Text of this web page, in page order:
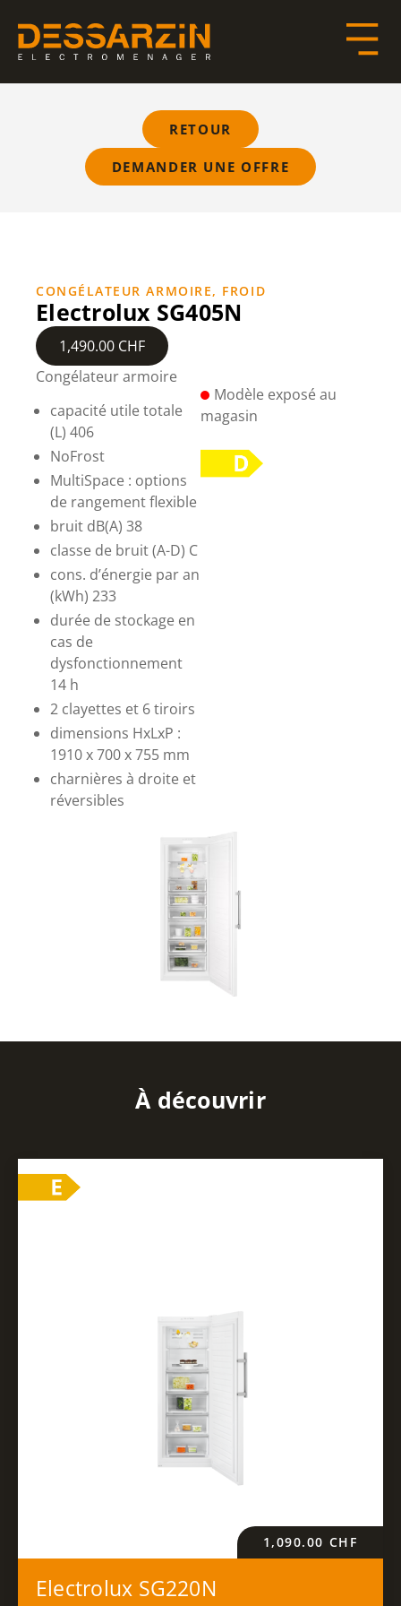
RETOUR
DEMANDER UNE OFFRE
CONGÉLATEUR ARMOIRE, FROID
Electrolux SG405N
1,490.00 CHF
Congélateur armoire
capacité utile totale
(L) 406
NoFrost
MultiSpace : options
de rangement flexible
bruit dB(A) 38
classe de bruit (A-D) C
cons. d’énergie par an
(kWh) 233
durée de stockage en
cas de
dysfonctionnement
14 h
2 clayettes et 6 tiroirs
dimensions HxLxP :
1910 x 700 x 755 mm
charnières à droite et
réversibles
Modèle exposé au
magasin
À découvrir
1,090.00 CHF
Electrolux SG220N